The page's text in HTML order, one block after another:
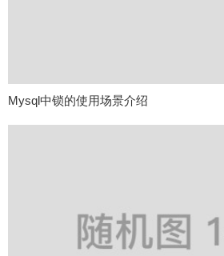
Mysql中锁的使用场景介绍